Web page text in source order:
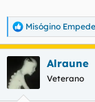
Dios nunca
seguirá
brújula moral,
pánico a la
satisfacer esas
otros se hacen
trabajo, algunos
R
e
a
c
Misógino
Alraune
Veterano